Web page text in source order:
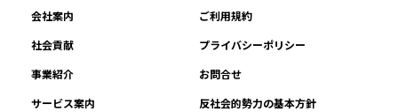
会社案内
ご利用規約
社会貢献
プライバシーポリシー
事業紹介
お問合せ
サービス案内
反社会的勢力の基本方針